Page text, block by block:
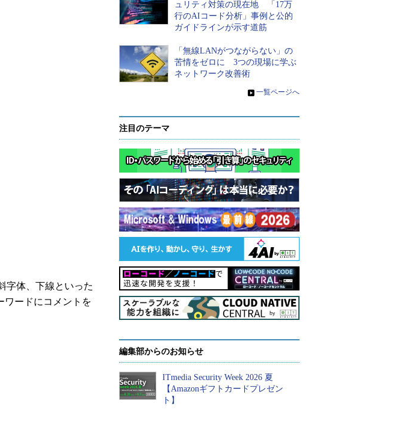
字体、下線といった
ワードにコメントを
ュリティ対策の現在地 「17万
行のAIコード分析」事例と公的
ガイドラインが示す道筋
「無線LANがつながらない」の
苦情をゼロに 3つの現場に学ぶ
ネットワーク改善術
» 一覧ページへ
注目のテーマ
編集部からのお知らせ
ITmedia Security Week 2026 夏
【Amazonギフトカードプレゼン
ト】